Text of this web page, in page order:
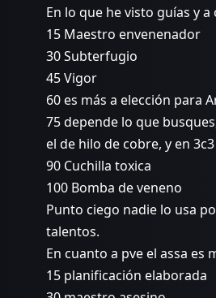
En lo que he visto guías y
15 Maestro envenenador
30 Subterfugio
45 Vigor
60 es más a elección para
75 depende lo que
el de hilo de cobre, y en
90 Cuchilla toxica
100 Bomba de veneno
Punto ciego nadie lo usa
talentos.
En cuanto a pve el assa
15 planificación elaborada